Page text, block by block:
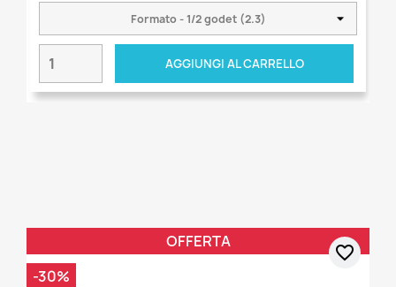
AGGIUNGI AL CARRELLO
OFFERTA
-30%
favorite_border